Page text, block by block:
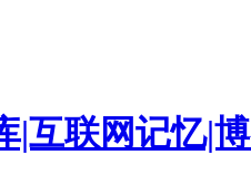
|互联网记忆|